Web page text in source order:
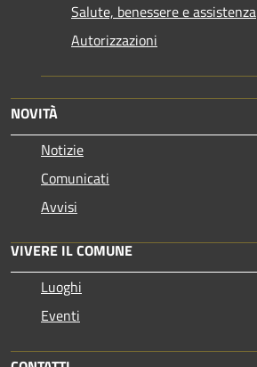
Salute, benessere e assistenza
Autorizzazioni
NOVITÀ
Notizie
Comunicati
Avvisi
VIVERE IL COMUNE
Luoghi
Eventi